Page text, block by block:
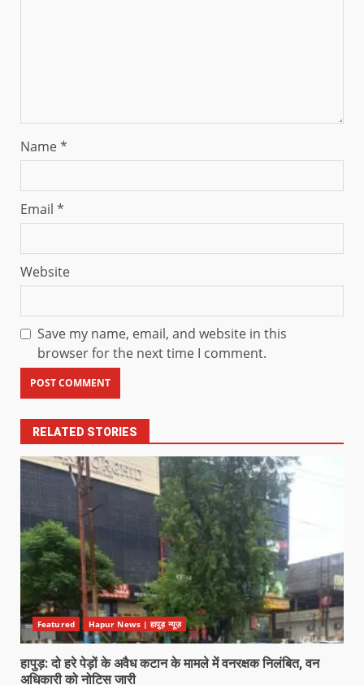
Name*
Email *
Website
Save my name, email, and website in this
browser for the next time I comment.
RELATED STORIES
Featured Hapur News | हापुड़ न्यूज़
हापुड़: दो हरे पेड़ों के अवैध कटान के मामले में वनरक्षक निलंबित, वन
अधिकारी को नोटिस जारी